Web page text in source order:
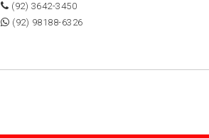
(92) 3642-3450
(92) 98188-6326